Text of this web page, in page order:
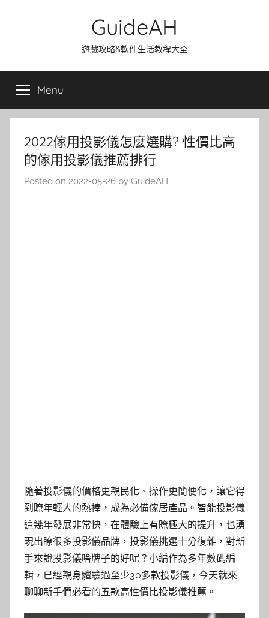
GuideAH
遊戲攻略&軟件生活教程大全
Menu
2022傢用投影儀怎麼選購? 性價比高
的傢用投影儀推薦排行
Posted on 2022-05-26 by GuideAH
隨著投影儀的價格更親民化、操作更簡便化，讓它得
到瞭年輕人的熱捧，成為必備傢居產品。智能投影儀
這幾年發展非常快，在體驗上有瞭極大的提升，也湧
現出瞭很多投影儀品牌，投影儀挑選十分復雜，對新
手來說投影儀啥牌子的好呢？小編作為多年數碼編
輯，已經親身體驗過至少30多款投影儀，今天就來
聊聊新手們必看的五款高性價比投影儀推薦。